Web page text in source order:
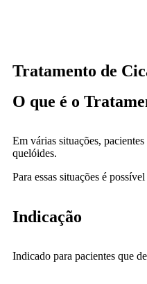
Tratamento de
O que é o
Em várias situações,
quelóides.
Para essas situações é
Indicação
Indicado para pacientes que